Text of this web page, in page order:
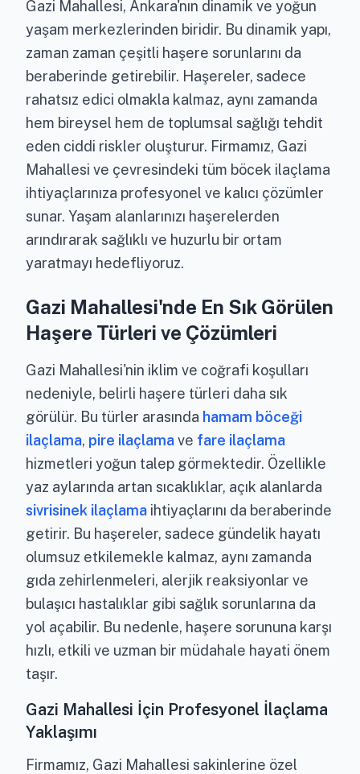
Gazi Mahallesi, Ankara'nın dinamik ve yoğun
yaşam merkezlerinden biridir. Bu dinamik yapı,
zaman zaman çeşitli haşere sorunlarını da
beraberinde getirebilir. Haşereler, sadece
rahatsız edici olmakla kalmaz, aynı zamanda
hem bireysel hem de toplumsal sağlığı tehdit
eden ciddi riskler oluşturur. Firmamız, Gazi
Mahallesi ve çevresindeki tüm böcek ilaçlama
ihtiyaçlarınıza profesyonel ve kalıcı çözümler
sunar. Yaşam alanlarınızı haşerelerden
arındırarak sağlıklı ve huzurlu bir ortam
yaratmayı hedefliyoruz.
Gazi Mahallesi'nde En Sık Görülen
Haşere Türleri ve Çözümleri
Gazi Mahallesi'nin iklim ve coğrafi koşulları
nedeniyle, belirli haşere türleri daha sık
görülür. Bu türler arasında hamam böceği
ilaçlama, pire ilaçlamave fare ilaçlama
hizmetleri yoğun talep görmektedir. Özellikle
yaz aylarında artan sıcaklıklar, açık alanlarda
sivrisinek ilaçlama ihtiyaçlarını da beraberinde
getirir. Bu haşereler, sadece gündelik hayatı
olumsuz etkilemekle kalmaz, aynı zamanda
gıda zehirlenmeleri, alerjik reaksiyonlar ve
bulaşıcı hastalıklar gibi sağlık sorunlarına da
yol açabilir. Bu nedenle, haşere sorununa karşı
hızlı, etkili ve uzman bir müdahale hayati önem
taşır.
Gazi Mahallesi İçin Profesyonel İlaçlama
Yaklaşımı
Firmamız, Gazi Mahallesi sakinlerine özel